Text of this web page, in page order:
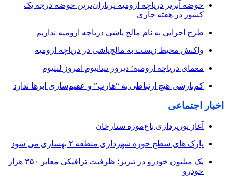
حوضه آبریز دریاچه ارومیه پرباران‌ترین حوضه‌ درجه یک
کشور در هفته جاری
طرح اجرایی به نام مالچ پاشی دریاچه ارومیه نداریم
واکنش محیط زیست به مالچ‌پاشی در دریاچه ارومیه
معمای دریاچه ارومیه؛ دیروز تیتانیوم امروز لیتیوم
کم‌بارشی هیچ ارتباطی به “هارپ” و عقیم‌سازی ابرها ندارد
اخبار اجتماعی
آغاز نورپردازی باغ‌موزه ستارخان
پارک های سطح حوزه شهرداری منطقه ۲ بهسازی می شود
یک میلیون خودرو در تبریز؛ ظرفیت ترافیکی معابر ۳۵۰ هزار
خودرو